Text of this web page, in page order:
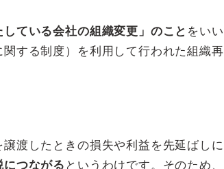
ている会社の組織変更」のこと をいい
する制度）を利用して行われた組織再
渡したときの損失や利益を先延ばしに
につながる というわけです。そのため、